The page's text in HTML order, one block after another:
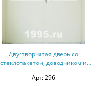
Двустворчатая дверь со
стеклопакетом, доводчиком и
напылением
Арт: 296